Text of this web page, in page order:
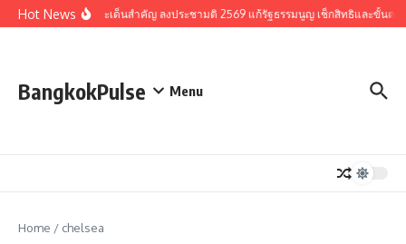
Skip to content
Hot Newsรวมประเด็นสำคัญ ลงประชามติ 2569 แก้รัฐธรรมนูญ เช็กสิทธิและขั้นตอ
BangkokPulse Menu
Home / chelsea